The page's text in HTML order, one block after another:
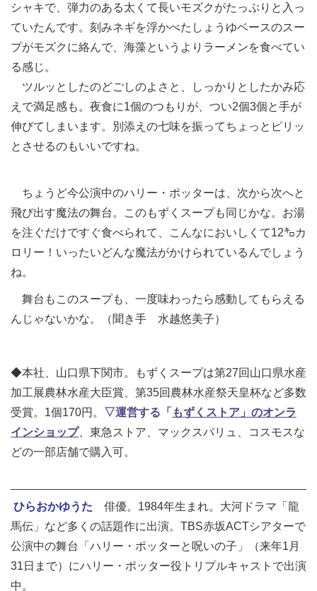
シャキで、弾力のある太くて長いモズクがたっぷりと入っ
ていたんです。刻みネギを浮かべたしょうゆベースのスー
プがモズクに絡んで、海藻というよりラーメンを食べてい
る感じ。
ツルッとしたのどごしのよさと、しっかりとしたかみ応
えで満足感も。夜食に1個のつもりが、つい2個3個と手が
伸びてしまいます。別添えの七味を振ってちょっとピリッ
とさせるのもいいですね。
ちょうど今公演中のハリー・ポッターは、次から次へと
飛び出す魔法の舞台。このもずくスープも同じかな。お湯
を注ぐだけですぐ食べられて、こんなにおいしくて12㌔カ
ロリー！いったいどんな魔法がかけられているんでしょう
ね。
舞台もこのスープも、一度味わったら感動してもらえる
んじゃないかな。（聞き手 水越悠美子）
◆本社、山口県下関市。もずくスープは第27回山口県水産
加工展農林水産大臣賞、第35回農林水産祭天皇杯など多数
受賞。1個170円。
▽運営する「 もずくストア」のオンラ
インショップ、東急ストア、マックスバリュ、コスモスな
どの一部店舗で購入可。
ひらおかゆうた 俳優。1984年生まれ。大河ドラマ「龍
馬伝」など多くの話題作に出演。TBS赤坂ACTシアターで
公演中の舞台「ハリー・ポッターと呪いの子」（来年1月
31日まで）にハリー・ポッター役トリプルキャストで出演
中。